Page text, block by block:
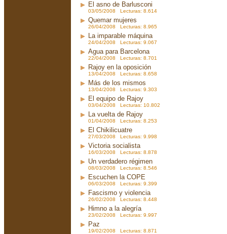
El asno de Barlusconi
03/05/2008 Lecturas: 8.614
Quemar mujeres
26/04/2008 Lecturas: 8.965
La imparable máquina
24/04/2008 Lecturas: 9.067
Agua para Barcelona
22/04/2008 Lecturas: 8.701
Rajoy en la oposición
13/04/2008 Lecturas: 8.658
Más de los mismos
13/04/2008 Lecturas: 9.303
El equipo de Rajoy
03/04/2008 Lecturas: 10.802
La vuelta de Rajoy
01/04/2008 Lecturas: 8.253
El Chikilicuatre
27/03/2008 Lecturas: 9.998
Victoria socialista
16/03/2008 Lecturas: 8.878
Un verdadero régimen
08/03/2008 Lecturas: 8.546
Escuchen la COPE
06/03/2008 Lecturas: 9.399
Fascismo y violencia
26/02/2008 Lecturas: 8.448
Himno a la alegría
23/02/2008 Lecturas: 9.997
Paz
19/02/2008 Lecturas: 8.871